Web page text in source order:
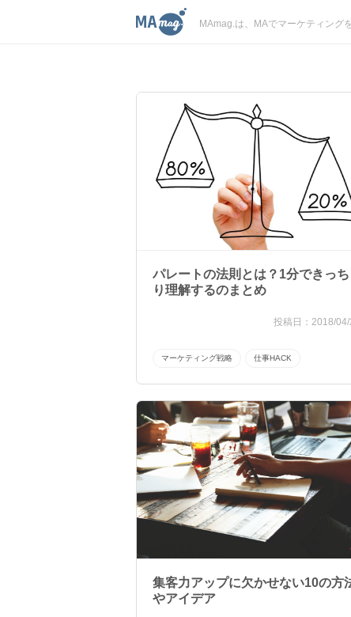
MAmag.は、MAでマーケティング
パレートの法則とは？1分できっち
り理解するのまとめ
2018/04/
マーケティング戦略 仕事HACK
集客力アップに欠かせない10の方
やアイデア